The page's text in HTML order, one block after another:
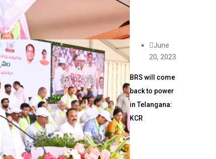
June
20, 2023
BRS will come
back to power
in Telangana:
KCR